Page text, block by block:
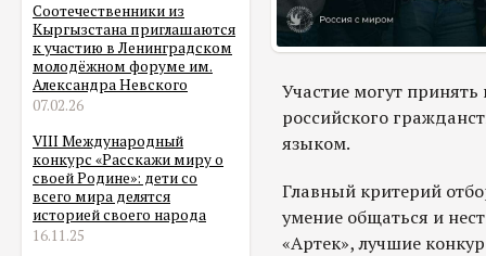
Соотечественники из
Кыргызстана приглашаются
к участию в Ленинградском
молодёжном форуме им.
Александра Невского
07.02.26
VIII Международный
конкурс «Расскажи миру о
своей Родине»: дети со
всего мира делятся
историей своего народа
16.11.25
Участие могут
российского
языком.
Главный критерий
умение общаться и
«Артек», лучшие